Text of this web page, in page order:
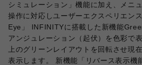
シミュレーション」機能に加え、メニ
操作に対応しユーザーエクスペリエン
Eye」 INFINITYに搭載した新機能
アンジュレーション（起伏）を色彩で
上のグリーンレイアウトを回転させ現
表示します。 新機能「リバース表示機